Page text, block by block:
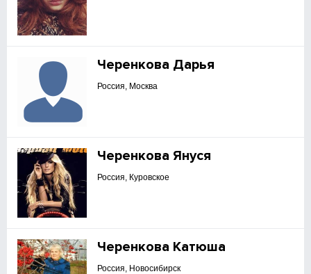
Черенкова Дарья
Россия, Москва
Черенкова Януся
Россия, Куровское
Черенкова Катюша
Россия, Новосибирск